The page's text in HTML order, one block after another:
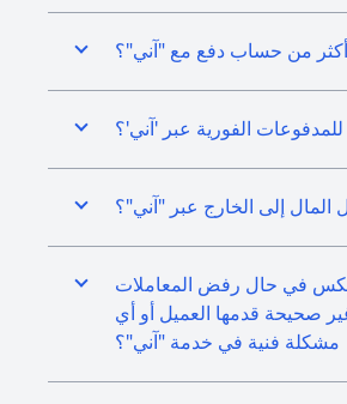
من حساب دفع مع "آني"؟
الفورية عبر 'آني'؟
المال إلى الخارج عبر "آني"؟
في حال رفض المعاملات
صحيحة قدمها العميل أو أي
مشكلة فنية في خدمة "آني"؟